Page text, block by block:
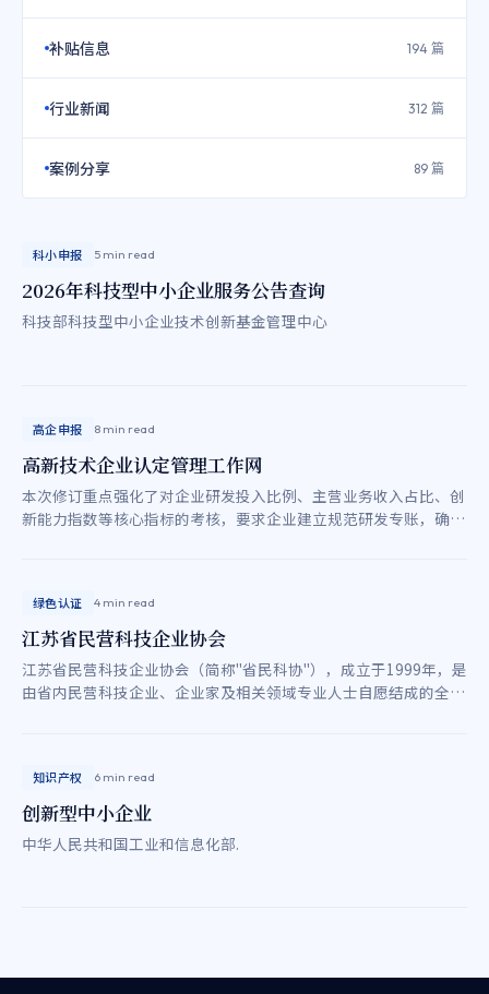
补贴信息 194 篇
行业新闻 312 篇
案例分享 89 篇
科小申报 5 min read
2026年科技型中小企业服务公告查询
科技部科技型中小企业技术创新基金管理中心
高企申报 8 min read
高新技术企业认定管理工作网
本次修订重点强化了对企业研发投入比例、主营业务收入占比、创
新能力指数等核心指标的考核，要求企业建立规范研发专账，确保
绿色认证 4 min read
江苏省民营科技企业协会
江苏省民营科技企业协会（简称"省民科协"），成立于1999年，是
由省内民营科技企业、企业家及相关领域专业人士自愿结成的全省
知识产权 6 min read
创新型中小企业
中华人民共和国工业和信息化部.